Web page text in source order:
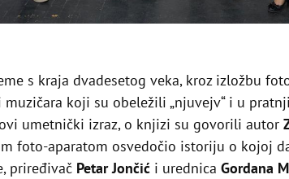
s kraja dvadesetog veka, kroz izložbu
koji su obeležili „njuvejv“ i u
umetnički izraz, o knjizi su govorili autor
foto-aparatom osvedočio istoriju o kojoj
priređivač Petar Jončić i urednica Gordana